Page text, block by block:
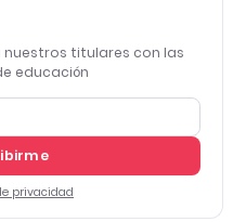
titulares con las
educación
privacidad